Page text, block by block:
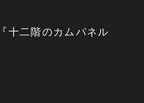
十二階のカムパネル